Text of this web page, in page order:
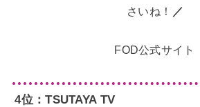
さいね！
／
FOD公式サイト
4位：TSUTAYA TV